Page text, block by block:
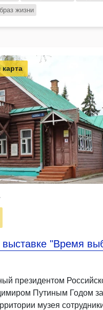
жизни
выставке "Время
президентом
Путиным Годом
музея